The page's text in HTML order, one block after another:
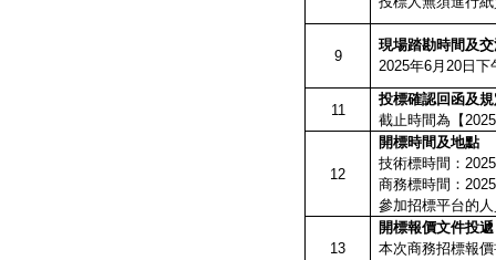
9
現場踏勘時間及
2025年6月20日下
11
投標確認回函及
截止時間為【
12
開標時間及地點
技術標時間：
商務標時間：
參加招標平台的
13
開標報價文件投
本次商務招標報